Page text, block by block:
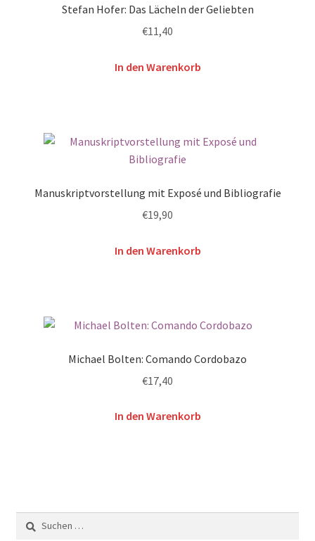
Stefan Hofer: Das Lächeln der Geliebten
€11,40
In den Warenkorb
Manuskriptvorstellung mit Exposé und Bibliografie
€19,90
In den Warenkorb
Michael Bolten: Comando Cordobazo
€17,40
In den Warenkorb
Suchen
nach: